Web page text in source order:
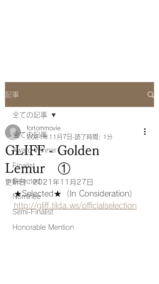
記事
全ての記事
Award Winner
Finalist
Selected
Nominee
Semi-Finalist
Honorable Mention
全ての記事
GLIFF - Golden
Lemur ①
fortommovie
2021年11月7日 読了時間: 1分
更新日：2021年11月27日
★Selected★（ In Consideration）
http://gliff.tilda.ws/officialselection